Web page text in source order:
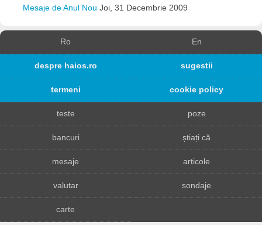
Mesaje de Anul Nou Joi, 31 Decembrie 2009
Ro En
despre haios.ro sugestii
termeni cookie policy
teste poze
bancuri știați că
mesaje articole
valutar sondaje
carte